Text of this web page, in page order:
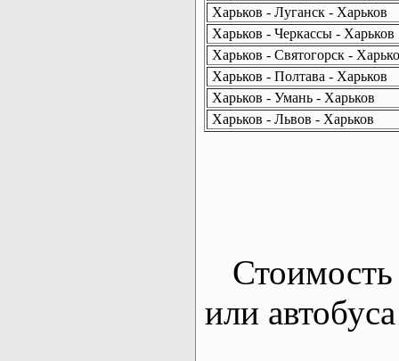
Харьков - Луганск - Харьков
Харьков - Черкассы - Харьков
Харьков - Святогорск -
Харьков - Полтава - Харьков
Харьков - Умань - Харьков
Харьков - Львов - Харьков
Стоимость
или